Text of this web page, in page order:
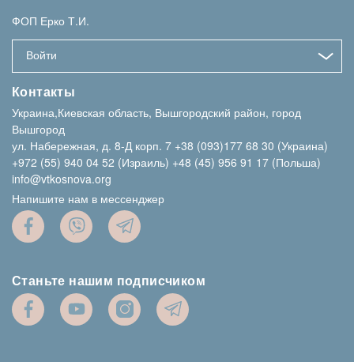
ФОП Ерко Т.И.
Войти
Контакты
Украина,Киевская область, Вышгородский район, город
Вышгород
ул. Набережная, д. 8-Д корп. 7 +38 (093)177 68 30 (Украина)
+972 (55) 940 04 52 (Израиль) +48 (45) 956 91 17 (Польша)
info@vtkosnova.org
Напишите нам в мессенджер
Станьте нашим подписчиком